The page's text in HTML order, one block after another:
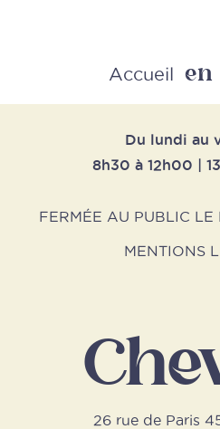
Accueil
Du lundi au
8h30 à 12h00 |
FERMÉE AU PUBLIC
MENTIONS
26 rue de Paris